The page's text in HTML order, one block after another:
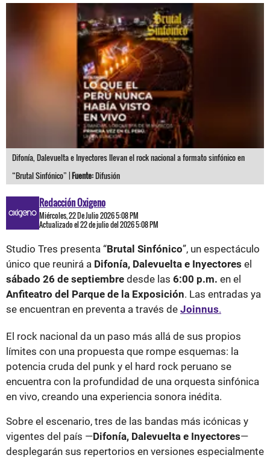
Difonía, Dalevuelta e Inyectores llevan el rock nacional a formato sinfónico en
“Brutal Sinfónico” |Fuente:Difusión
Redacción Oxigeno
Miércoles, 22 De Julio 2026 5:08 PM
Actualizado el 22 de julio del 2026 5:08 PM
Studio Tres presenta “Brutal Sinfónico”, un espectáculo
único que reunirá a Difonía, Dalevuelta e Inyectores el
sábado 26 de septiembre desde las 6:00 p.m. en el
Anfiteatro del Parque de la Exposición. Las entradas ya
se encuentran en preventa a través de Joinnus.
El rock nacional da un paso más allá de sus propios
límites con una propuesta que rompe esquemas: la
potencia cruda del punk y el hard rock peruano se
encuentra con la profundidad de una orquesta sinfónica
en vivo, creando una experiencia sonora inédita.
Sobre el escenario, tres de las bandas más icónicas y
vigentes del país —Difonía, Dalevuelta e Inyectores—
desplegarán sus repertorios en versiones especialmente